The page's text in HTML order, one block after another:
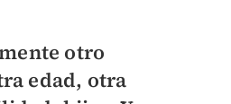
otro
edad, otra